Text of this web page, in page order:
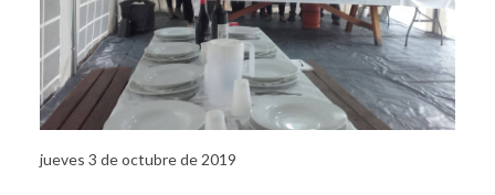
jueves 3 de octubre de 2019